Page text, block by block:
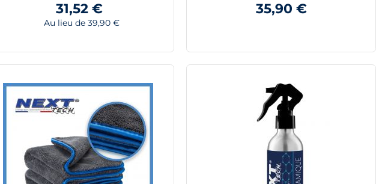
31,52 €
Au lieu de 39,90 €
35,90 €